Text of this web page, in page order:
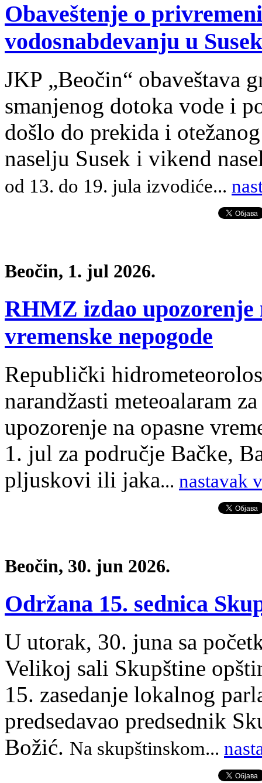
Obaveštenje o
vodosnabdevanju u
JKP „Beočin“ obaveštava
smanjenog dotoka vode i
došlo do prekida i
naselju Susek i vikend
od 13. do 19. jula izvodiće...
Beočin, 1. jul 2026.
RHMZ izdao upozorenje
vremenske nepogode
Republički
narandžasti meteoalaram
upozorenje na opasne
1. jul za područje Bačke,
pljuskovi ili jaka... nastavak
Beočin, 30. jun 2026.
Održana 15. sednica
U utorak, 30. juna sa
Velikoj sali Skupštine
15. zasedanje lokalnog
predsedavao predsednik
Božić. Na skupštinskom...